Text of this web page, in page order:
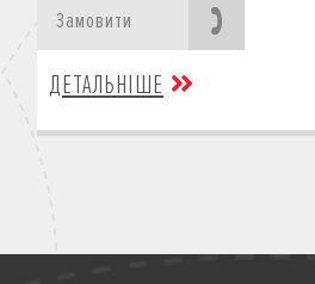
Замовити
ДЕТАЛЬНІШЕ